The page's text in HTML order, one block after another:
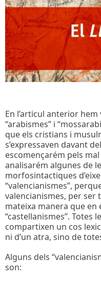
En l’articul anterior
“arabismes” i
que els cristians i
s’expressaven davant
escomençarém pels
analisarém algunes de
morfosintactiques
“valencianismes”,
valencianismes, per ser
mateixa manera que en
“castellanismes”. Totes
compartixen un cos
ni d’un atra, sino de
Alguns dels
son: